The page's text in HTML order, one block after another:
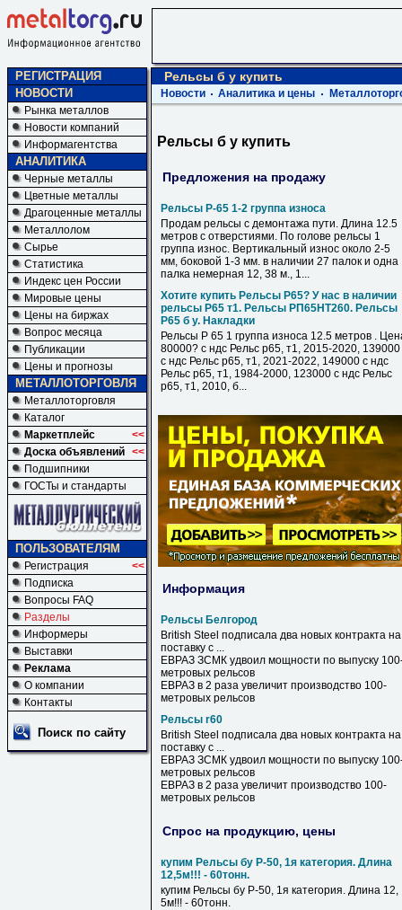
РЕГИСТРАЦИЯ
НОВОСТИ
Рынка металлов
Новости компаний
Информагентства
АНАЛИТИКА
Черные металлы
Цветные металлы
Драгоценные металлы
Металлолом
Сырье
Статистика
Индекс цен России
Мировые цены
Цены на биржах
Вопрос месяца
Публикации
Цены и прогнозы
МЕТАЛЛОТОРГОВЛЯ
Металлоторговля
Каталог
Маркетплейс
<<
Доска объявлений <<
Подшипники
ГОСТы и стандарты
ПОЛЬЗОВАТЕЛЯМ
Регистрация
<<
Подписка
Вопросы FAQ
Разделы
Информеры
Выставки
Реклама
О компании
Контакты
Поиск по сайту
Рельсы б у купить
Новости Аналитика и цены
Рельсы б у купить
Предложения на продажу
Рельсы Р-65 1-2 группа износа
Продам рельсы с демонтажа пути. Длина 12.5
метров с отверстиями. По голове рельсы 1
группа износ. Вертикальный износ около 2-5
мм, боковой 1-3 мм. в наличии 27 палок и одна
палка немерная 12, 38 м., 1...
Хотите купить Рельсы Р65? У нас в наличии
рельсы Р65 т1. Рельсы РП65НТ260. Рельсы
Р65 б у. Накладки
Рельсы Р 65 1 группа износа 12.5 метров .
80000? с ндс Рельс р65, т1, 2015-2020, 139000
с ндс Рельс р65, т1, 2021-2022, 149000 с ндс
Рельс р65, т1, 1984-2000, 123000 с ндс Рельс
р65, т1, 2010, б...
Информация
Рельсы Белгород
British Steel подписала два новых контракта на
поставку с ...
ЕВРАЗ ЗСМК удвоил мощности по выпуску
метровых рельсов
ЕВРАЗ в 2 раза увеличит производство 100-
метровых рельсов
Рельсы r60
British Steel подписала два новых контракта на
поставку с ...
ЕВРАЗ ЗСМК удвоил мощности по выпуску
метровых рельсов
ЕВРАЗ в 2 раза увеличит производство 100-
метровых рельсов
Спрос на продукцию, цены
купим Рельсы бу Р-50, 1я категория. Длина
12,5м!!! - 60тонн.
купим Рельсы бу Р-50, 1я категория. Длина 12,
5м!!! - 60тонн.